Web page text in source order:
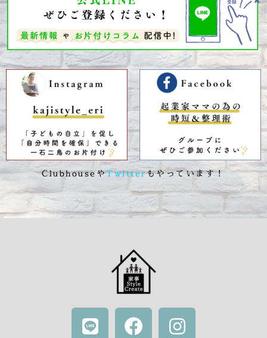
ClubhouseやTwitterもやっています！